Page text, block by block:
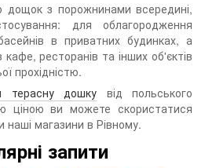
дощок з порожнинами всередині,
для облагородження
в приватних будинках, а
кафе, ресторанів та інших об'єктів
прохідністю.
терасну дошку від польського
ціною ви можете скористатися
наші магазини в Рівному.
запити